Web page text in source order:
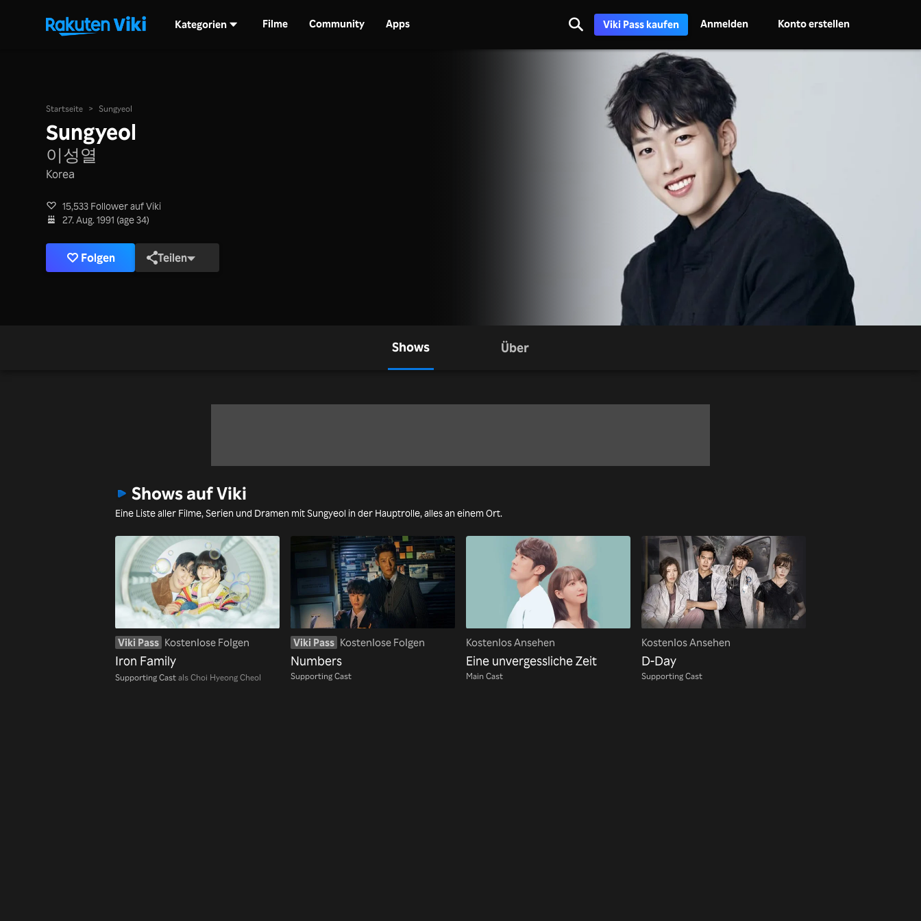
Kategorien Filme Community Apps Viki Pass kaufen Anmelden Konto erstellen
Startseite > Sungyeol
Sungyeol
이성열
Korea
15,533 Follower auf Viki
27. Aug. 1991 (age 34)
Folgen Teilen
Shows Über
Shows auf Viki
Eine Liste aller Filme, Serien und Dramen mit Sungyeol in der Hauptrolle, alles an einem Ort.
Viki Pass Kostenlose Folgen
Iron Family
Supporting Castals Choi Hyeong Cheol
Viki Pass Kostenlose Folgen
Numbers
Supporting Cast
Kostenlos Ansehen
Eine unvergessliche Zeit
Main Cast
Kostenlos Ansehen
D-Day
Supporting Cast